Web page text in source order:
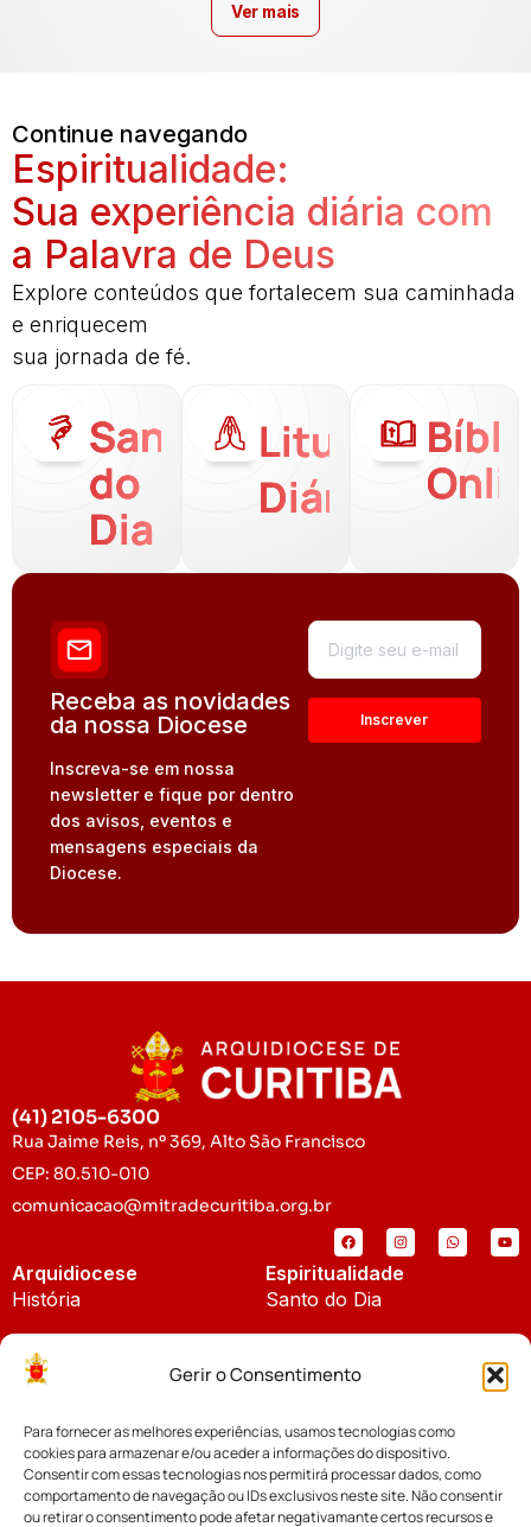
Gerir o Consentimento
Para fornecer as melhores experiências, usamos tecnologias como
cookies para armazenar e/ou aceder a informações do dispositivo.
Consentir com essas tecnologias nos permitirá processar dados, como
comportamento de navegação ou IDs exclusivos neste site. Não consentir
ou retirar o consentimento pode afetar negativamante certos recursos e
Ver mais
Continue navegando
Espiritualidade:
Sua experiência diária com
a Palavra de Deus
Explore conteúdos que fortalecem sua caminhada
e enriquecem
sua jornada de fé.
Santo
do
Dia
Liturgia
Diária
Receba as novidades
da nossa Diocese
Inscreva-se em nossa
newsletter e fique por dentro
dos avisos, eventos e
mensagens especiais da
Diocese.
(41) 2105-6300
Rua Jaime Reis, nº 369, Alto São Francisco
CEP: 80.510-010
comunicacao@mitradecuritiba.org.br
Arquidiocese
História
Padroeira
Espiritualidade
Santo do Dia
Notícias
Notícias da Arquidiocese
Notícias Cáritas
Cúria Diocesana
Fundo Diocesano